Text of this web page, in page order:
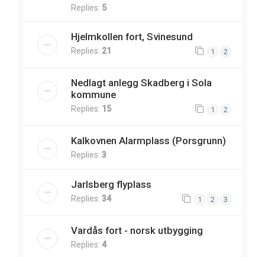
Replies: 5
Hjelmkollen fort, Svinesund
Replies: 21 1 2
Nedlagt anlegg Skadberg i Sola
kommune
Replies: 15 1 2
Kalkovnen Alarmplass (Porsgrunn)
Replies: 3
Jarlsberg flyplass
Replies: 34 1 2 3
Vardås fort - norsk utbygging
Replies: 4